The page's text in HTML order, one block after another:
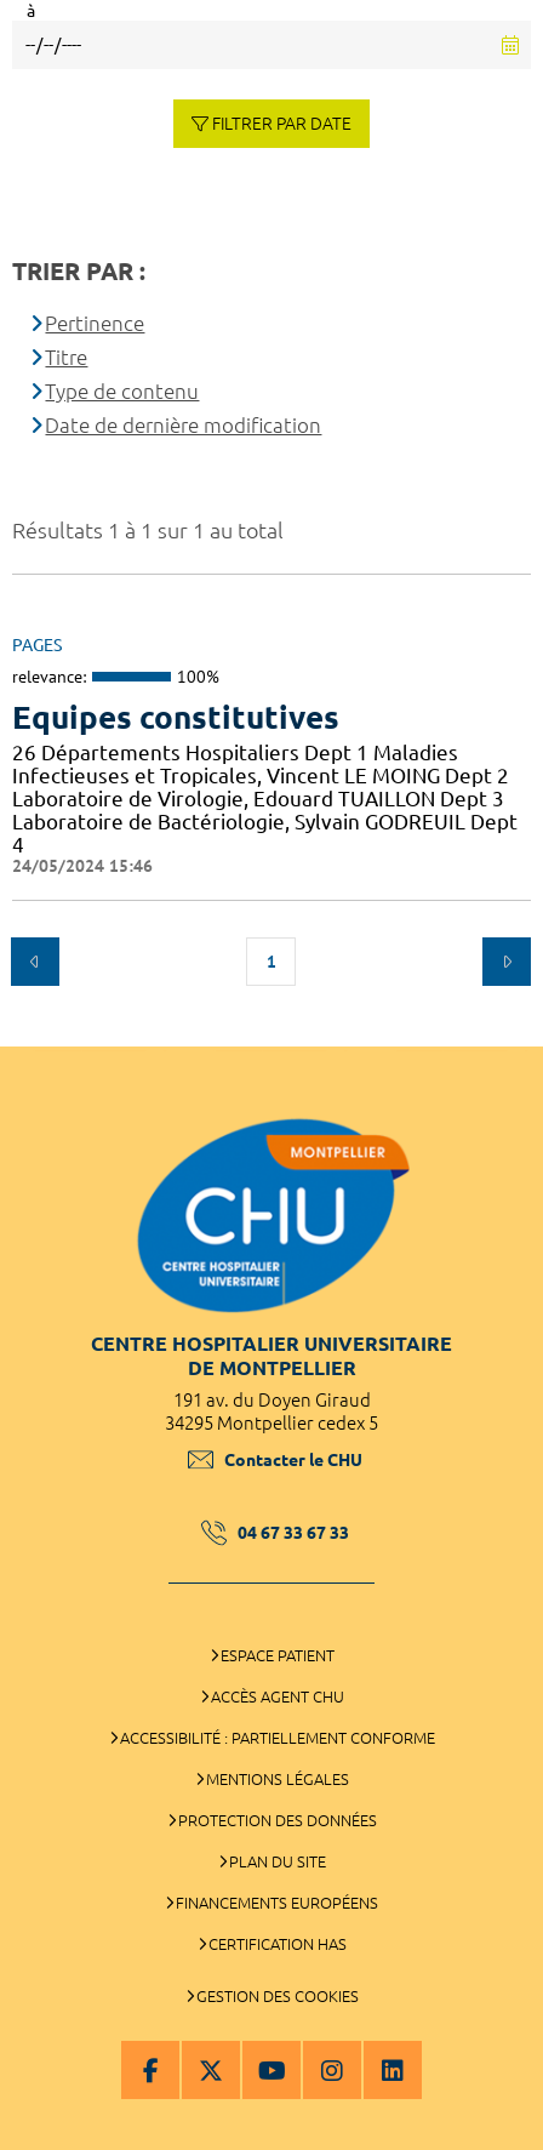
Résultats 1 à 1 sur 1 au total
PAGES
relevance: 100%
Equipes constitutives
26 Départements Hospitaliers Dept 1 Maladies
Infectieuses et Tropicales, Vincent LE MOING Dept 2
Laboratoire de Virologie, Edouard TUAILLON Dept 3
Laboratoire de Bactériologie, Sylvain GODREUIL Dept
4
24/05/2024 15:46
1
à
FILTRER PAR DATE
TRIER PAR :
Pertinence
Titre
Type de contenu
Date de dernière modification
CENTRE HOSPITALIER UNIVERSITAIRE
DE MONTPELLIER
191 av. du Doyen Giraud
34295 Montpellier cedex 5
Contacter le CHU
04 67 33 67 33
ESPACE PATIENT
ACCÈS AGENT CHU
ACCESSIBILITÉ : PARTIELLEMENT CONFORME
MENTIONS LÉGALES
PROTECTION DES DONNÉES
PLAN DU SITE
FINANCEMENTS EUROPÉENS
CERTIFICATION HAS
GESTION DES COOKIES